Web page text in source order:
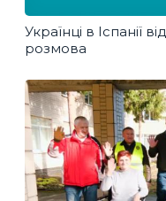
Українці в Іспанії
розмова